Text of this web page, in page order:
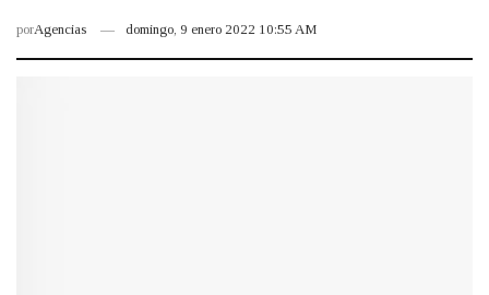
porAgencias domingo, 9 enero 2022 10:55 AM